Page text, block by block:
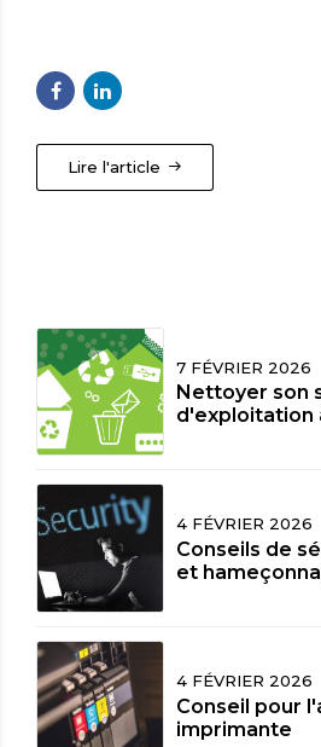
Lire l'article
7 FÉVRIER 2026
Nettoyer son
d'exploitation
4 FÉVRIER 2026
Conseils de
et
4 FÉVRIER 2026
Conseil pour
imprimante